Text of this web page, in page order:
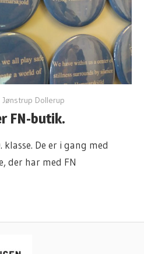
Jønstrup Dollerup
FN-butik.
De er i gang med
der har med FN